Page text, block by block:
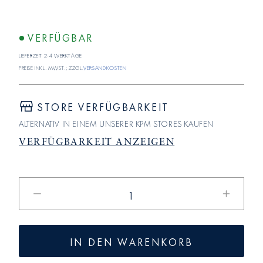
VERFÜGBAR
Lieferzeit 2-4 Werktage
Preise inkl. MwSt.; zzgl. Versandkosten
STORE VERFÜGBARKEIT
ALTERNATIV IN EINEM UNSERER KPM STORES KAUFEN
VERFÜGBARKEIT ANZEIGEN
KURLAND
Erhöhe
die
IN DEN WARENKORB